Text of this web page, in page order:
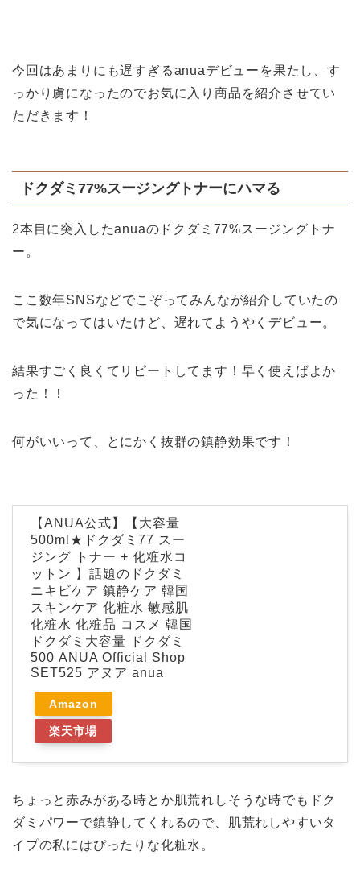
今回はあまりにも遅すぎるanuaデビューを果たし、す
っかり虜になったのでお気に入り商品を紹介させてい
ただきます！
ドクダミ77%スージングトナーにハマる
2本目に突入したanuaのドクダミ77%スージングトナ
ー。
ここ数年SNSなどでこぞってみんなが紹介していたの
で気になってはいたけど、遅れてようやくデビュー。
結果すごく良くてリピートしてます！早く使えばよか
った！！
何がいいって、とにかく抜群の鎮静効果です！
【ANUA公式】【大容量
500ml★ドクダミ77 スー
ジング トナー + 化粧水コ
ットン 】話題のドクダミ
ニキビケア 鎮静ケア 韓国
スキンケア 化粧水 敏感肌
化粧水 化粧品 コスメ 韓国
ドクダミ大容量 ドクダミ
500 ANUA Official Shop
SET525 アヌア anua
Amazon
楽天市場
ちょっと赤みがある時とか肌荒れしそうな時でもドク
ダミパワーで鎮静してくれるので、肌荒れしやすいタ
イプの私にはぴったりな化粧水。